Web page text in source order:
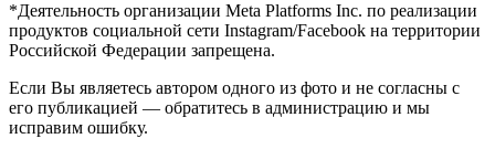
*Деятельность организации Meta Platforms Inc. по реализации
продуктов социальной сети Instagram/Facebook на территории
Российской Федерации запрещена.
Если Вы являетесь автором одного из фото и не согласны с
его публикацией — обратитесь в администрацию и мы
исправим ошибку.